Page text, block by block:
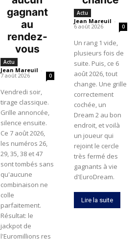
gagnant
au
rendez-
vous
Actu
Jean Mareuil -
7 août 2026 0
Vendredi soir,
tirage classique.
Grille annoncée,
silence ensuite.
Ce 7 août 2026,
les numéros 26,
29, 35, 38 et 47
sont tombés sans
qu'aucune
combinaison ne
colle
parfaitement.
Résultat: le
jackpot de
l'Euromillions res
Actu
Jean Mareuil -
6 août 2026 0
Un rang 1 vide,
plusieurs fois de
suite. Puis, ce 6
août 2026, tout
change. Une grille
correctement
cochée, un
Dream 2 au bon
endroit, et voilà
un joueur qui
rejoint le cercle
très fermé des
gagnants à vie
d'EuroDream.
Lire la suite